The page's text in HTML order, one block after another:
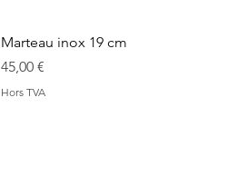
Marteau inox 19 cm
Prix
45,00 €
Hors TVA